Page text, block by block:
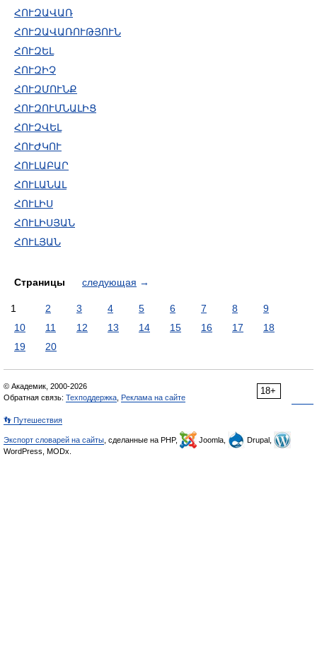
ՀՈՒԶԱՎԱՌ
ՀՈՒԶԱՎԱՌՈՒԹՅՈՒՆ
ՀՈՒԶԵԼ
ՀՈՒԶԻՉ
ՀՈՒԶՄՈՒՆՔ
ՀՈՒԶՈՒՄՆԱԼԻՑ
ՀՈՒԶՎԵԼ
ՀՈՒԺԿՈՒ
ՀՈՒԼԱԲԱՐ
ՀՈՒԼԱՆԱԼ
ՀՈՒԼԻՍ
ՀՈՒԼԻՍՅԱՆ
ՀՈՒԼՅԱՆ
Страницы следующая →
1 2 3 4 5 6 7 8
9
10
11 12 13 14 15 16 17
18
19
20
18+
© Академик, 2000-2026
Обратная связь: Техподдержка Реклама на сайте
👣 Путешествия
Экспорт словарей на сайты , сделанные на PHP, Joomla,
Drupal,
WordPress, MODx.